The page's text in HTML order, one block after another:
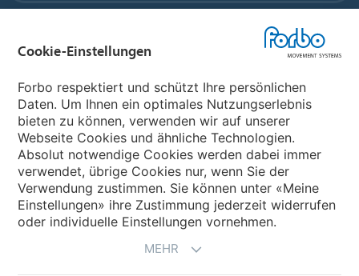
Wählen Sie ein Land
Wählen Sie Ihr Land
Cookie-Einstellungen
Forbo respektiert und schützt Ihre persönlichen
Daten. Um Ihnen ein optimales Nutzungserlebnis
bieten zu können, verwenden wir auf unserer
Webseite Cookies und ähnliche Technologien.
Absolut notwendige Cookies werden dabei immer
verwendet, übrige Cookies nur, wenn Sie der
Verwendung zustimmen. Sie können unter «Meine
Einstellungen» ihre Zustimmung jederzeit widerrufen
oder individuelle Einstellungen vornehmen.
MEHR